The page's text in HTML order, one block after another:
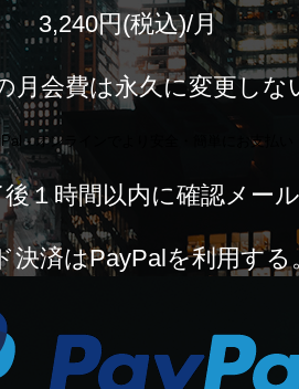
3,240円(税込)/月
月会費は永久に変更し
１時間以内に確認メー
決済はPayPalを利用する